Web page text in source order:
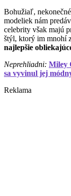
Bohužiaľ,
modeliek nám
celebrity však majú
štýl, ktorý im mnohí
najlepšie
Neprehliadni: Miley
sa vyvinul jej
Reklama